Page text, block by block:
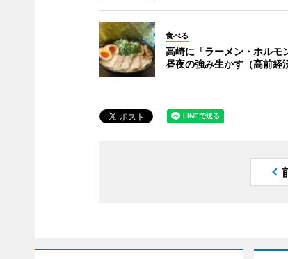
食べる
高崎に「ラーメン・ホルモ
昼夜の強み生かす（高前経